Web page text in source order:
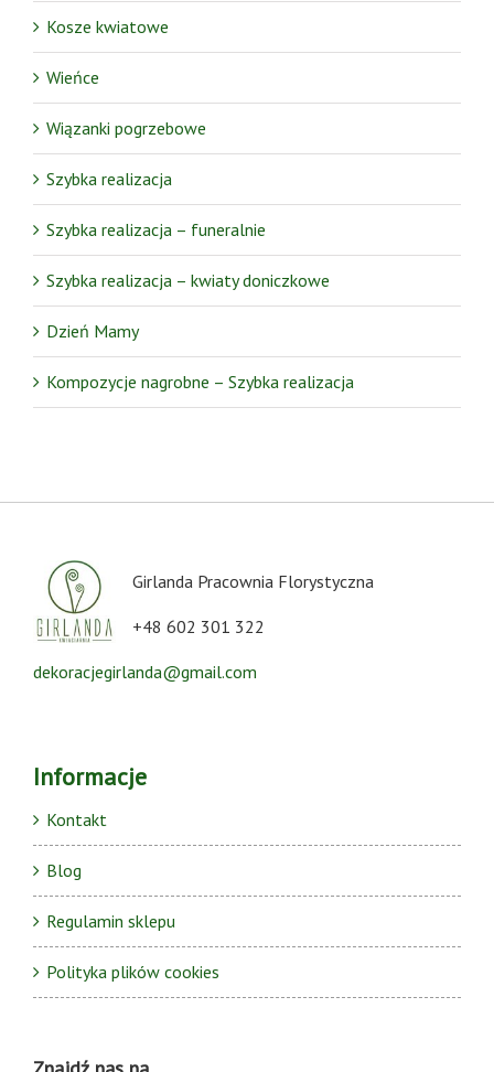
Kosze kwiatowe
Wieńce
Wiązanki pogrzebowe
Szybka realizacja
Szybka realizacja – funeralnie
Szybka realizacja – kwiaty doniczkowe
Dzień Mamy
Kompozycje nagrobne – Szybka realizacja
Girlanda Pracownia Florystyczna
+48 602 301 322
dekoracjegirlanda@gmail.com
Informacje
Kontakt
Blog
Regulamin sklepu
Polityka plików cookies